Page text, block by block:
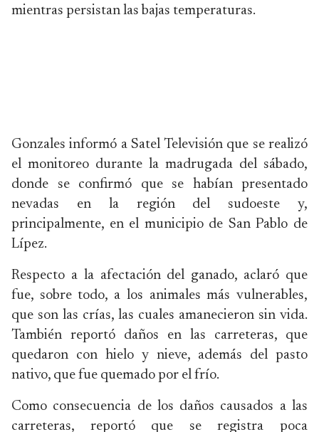
mientras persistan las bajas temperaturas.
Gonzales informó a Satel Televisión que se realizó
el monitoreo durante la madrugada del sábado,
donde se confirmó que se habían presentado
nevadas en la región del sudoeste y,
principalmente, en el municipio de San Pablo de
Lípez.
Respecto a la afectación del ganado, aclaró que
fue, sobre todo, a los animales más vulnerables,
que son las crías, las cuales amanecieron sin vida.
También reportó daños en las carreteras, que
quedaron con hielo y nieve, además del pasto
nativo, que fue quemado por el frío.
Como consecuencia de los daños causados a las
carreteras, reportó que se registra poca